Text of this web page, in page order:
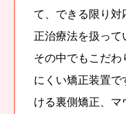
て、できる限り
正治療法を扱って
その中でもこだ
にくい矯正装置
ける裏側矯正、